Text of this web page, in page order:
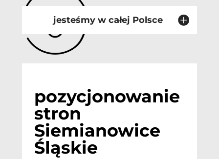
jesteśmy w całej Polsce
pozycjonowanie
stron
Siemianowice
Śląskie